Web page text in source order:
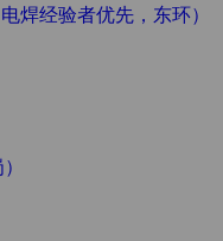
焊经验者优先，东环）